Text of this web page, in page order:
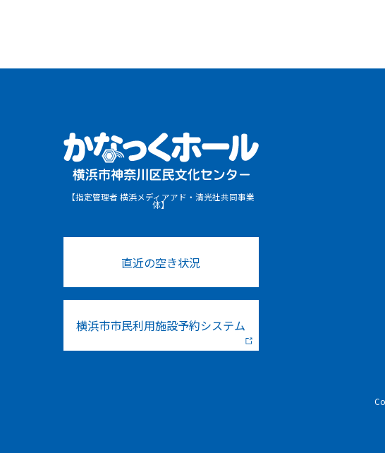
【指定管理者 横浜メディアアド・清光社共同事業
体】
直近の空き状況
横浜市市民利用施設予約システム